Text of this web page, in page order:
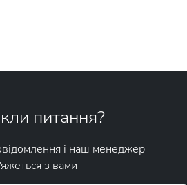
питання?
і наш менеджер
з вами